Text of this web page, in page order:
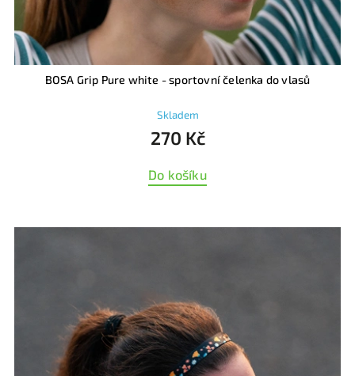
BOSA Grip Pure white - sportovní čelenka do vlasů
Skladem
270 Kč
Do košíku